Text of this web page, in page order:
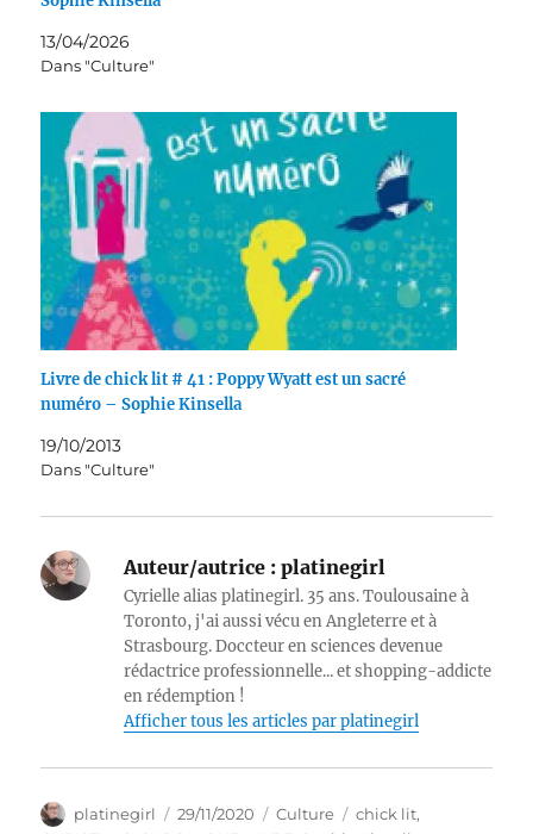
13/04/2026
Dans "Culture"
Livre de chick lit # 41 : Poppy Wyatt est un sacré
numéro – Sophie Kinsella
19/10/2013
Dans "Culture"
Auteur/autrice : platinegirl
Cyrielle alias platinegirl. 35 ans. Toulousaine à
Toronto, j'ai aussi vécu en Angleterre et à
Strasbourg. Doccteur en sciences devenue
rédactrice professionnelle... et shopping-addicte
en rédemption !
Afficher tous les articles par platinegirl
Auteur
platinegirl
Publié
29/11/2020 Catégories
Culture Étiquettes
chick lit,